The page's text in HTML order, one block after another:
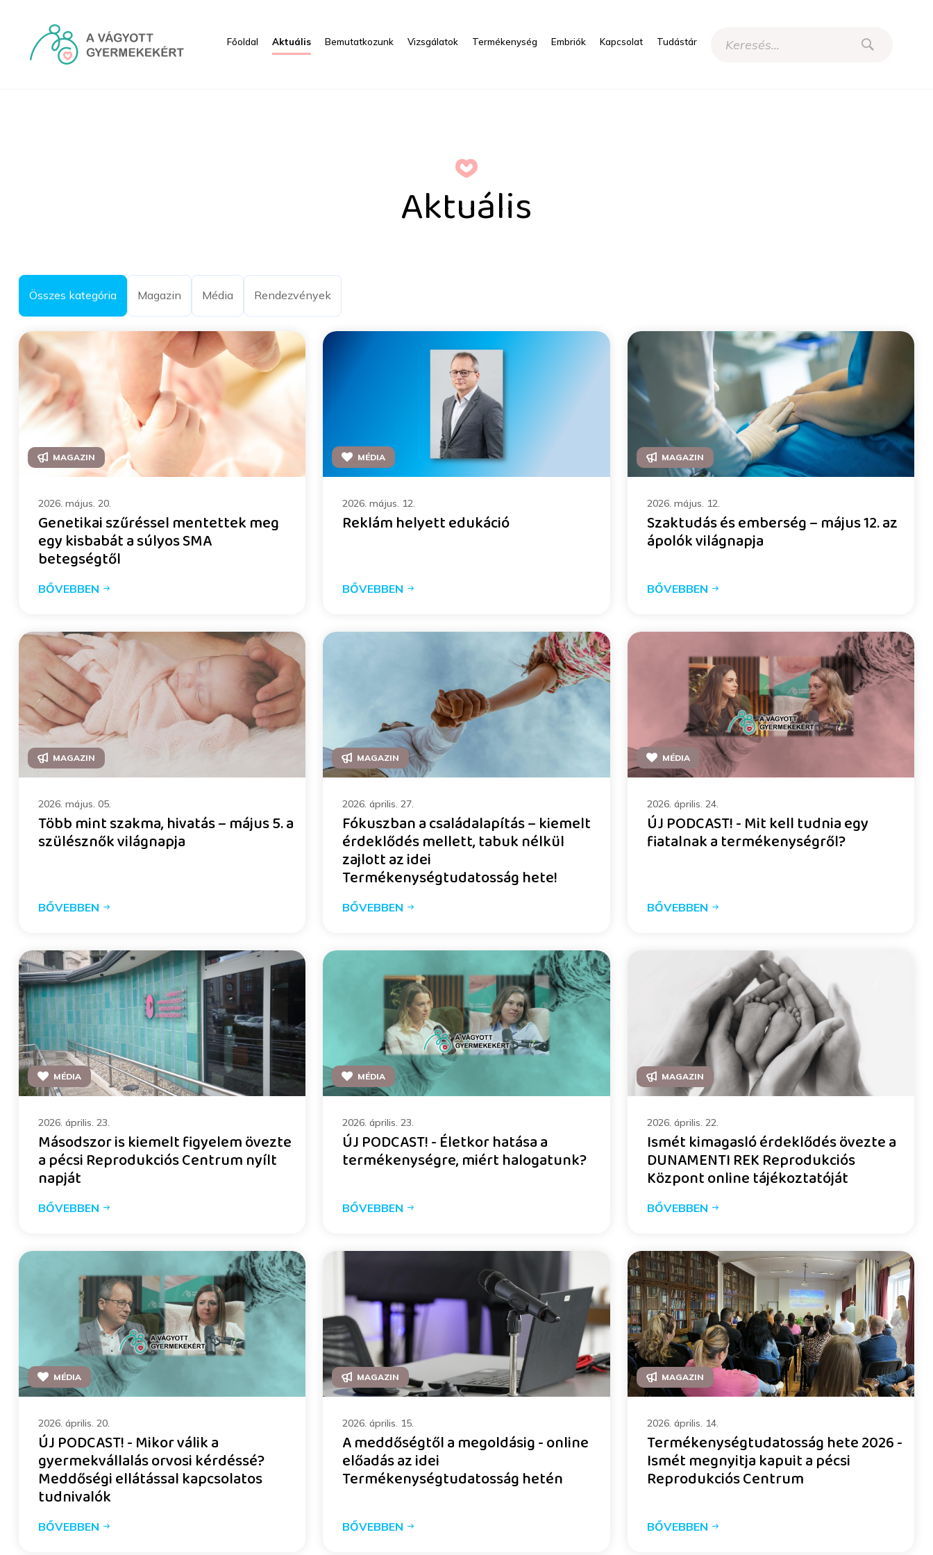
Főoldal Aktuális Bemutatkozunk Vizsgálatok Termékenység Embriók Kapcsolat Tudástár
Aktuális
Összes kategória Magazin Média Rendezvények
MAGAZIN
2026. május. 20.
Genetikai szűréssel mentettek meg
egy kisbabát a súlyos SMA
betegségtől
BŐVEBBEN
MÉDIA
2026. május. 12.
Reklám helyett edukáció
BŐVEBBEN
MAGAZIN
2026. május. 12.
Szaktudás és emberség – május 12. az
ápolók világnapja
BŐVEBBEN
MAGAZIN
2026. május. 05.
Több mint szakma, hivatás – május 5. a
szülésznők világnapja
BŐVEBBEN
MAGAZIN
2026. április. 27.
Fókuszban a családalapítás – kiemelt
érdeklődés mellett, tabuk nélkül
zajlott az idei
Termékenységtudatosság hete!
BŐVEBBEN
MÉDIA
2026. április. 24.
ÚJ PODCAST! - Mit kell tudnia egy
fiatalnak a termékenységről?
BŐVEBBEN
MÉDIA
2026. április. 23.
Másodszor is kiemelt figyelem övezte
a pécsi Reprodukciós Centrum nyílt
napját
BŐVEBBEN
MÉDIA
2026. április. 23.
ÚJ PODCAST! - Életkor hatása a
termékenységre, miért halogatunk?
BŐVEBBEN
MAGAZIN
2026. április. 22.
Ismét kimagasló érdeklődés övezte a
DUNAMENTI REK Reprodukciós
Központ online tájékoztatóját
BŐVEBBEN
MÉDIA
2026. április. 20.
ÚJ PODCAST! - Mikor válik a
gyermekvállalás orvosi kérdéssé?
Meddőségi ellátással kapcsolatos
tudnivalók
BŐVEBBEN
MAGAZIN
2026. április. 15.
A meddőségtől a megoldásig - online
előadás az idei
Termékenységtudatosság hetén
BŐVEBBEN
MAGAZIN
2026. április. 14.
Termékenységtudatosság hete 2026 -
Ismét megnyitja kapuit a pécsi
Reprodukciós Centrum
BŐVEBBEN